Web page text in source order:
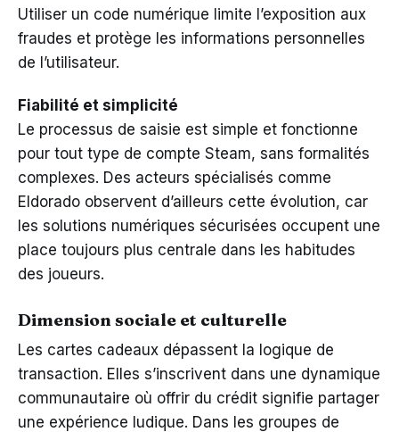
Utiliser un code numérique limite l’exposition aux
fraudes et protège les informations personnelles
de l’utilisateur.
Fiabilité et simplicité
Le processus de saisie est simple et fonctionne
pour tout type de compte Steam, sans formalités
complexes. Des acteurs spécialisés comme
Eldorado observent d’ailleurs cette évolution, car
les solutions numériques sécurisées occupent une
place toujours plus centrale dans les habitudes
des joueurs.
Dimension sociale et culturelle
Les cartes cadeaux dépassent la logique de
transaction. Elles s’inscrivent dans une dynamique
communautaire où offrir du crédit signifie partager
une expérience ludique. Dans les groupes de